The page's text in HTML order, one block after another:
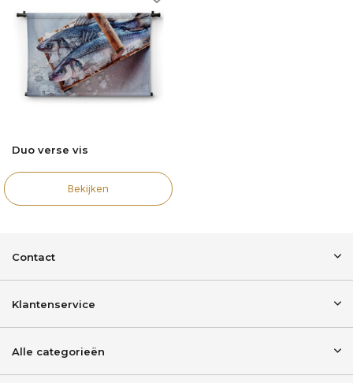
Duo verse vis
Bekijken
Contact
Klantenservice
Alle categorieën